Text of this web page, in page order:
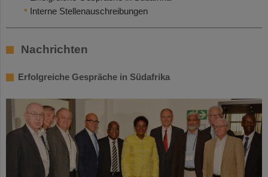
Interne Stellenauschreibungen
Nachrichten
Erfolgreiche Gespräche in Südafrika